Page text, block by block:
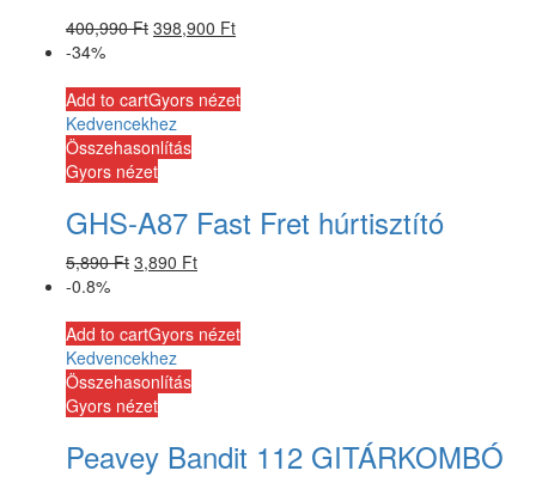
400,990Ft 398,900 Ft
-34%
Add to cartGyors nézet
Kedvencekhez
Összehasonlítás
Gyors nézet
GHS-A87 Fast Fret húrtisztító
5,890Ft 3,890 Ft
-0.8%
Add to cartGyors nézet
Kedvencekhez
Összehasonlítás
Gyors nézet
Peavey Bandit 112 GITÁRKOMBÓ